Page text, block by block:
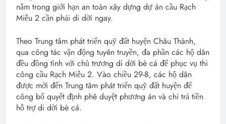
nằm trong giới hạn an toàn xây dựng dự án cầu Rạch
Miễu 2 cần phải di dời ngay.
Theo Trung tâm phát triển quỹ đất huyện Châu Thành,
qua công tác vận động tuyên truyền, đa phần các hộ dân
đều đồng tình với chủ trương di dời bè cá để phục vụ thi
công cầu Rạch Miễu 2. Vào chiều 29-8, các hộ dân
được mời đến Trung tâm phát triển quỹ đất huyện để
công bố quyết định phê duyệt phương án và chi trả tiền
hỗ trợ di dời bè cá.